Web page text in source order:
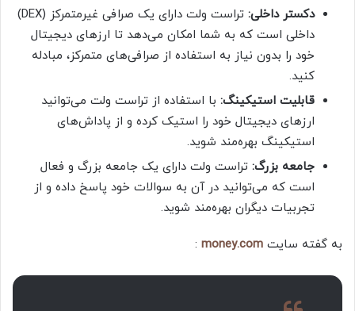
دکستر داخلی:
تراست ولت دارای یک صرافی غیرمتمرکز (DEX)
داخلی است که به شما امکان می‌دهد تا ارزهای دیجیتال
خود را بدون نیاز به استفاده از صرافی‌های متمرکز، مبادله
کنید.
قابلیت استیکینگ: با استفاده از تراست ولت می‌توانید
ارزهای دیجیتال خود را استیک کرده و از پاداش‌های
استیکینگ بهره‌مند شوید.
جامعه بزرگ: تراست ولت دارای یک جامعه بزرگ و فعال
است که می‌توانید در آن به سوالات خود پاسخ داده و از
تجربیات دیگران بهره‌مند شوید.
به گفته سایت money.com
: